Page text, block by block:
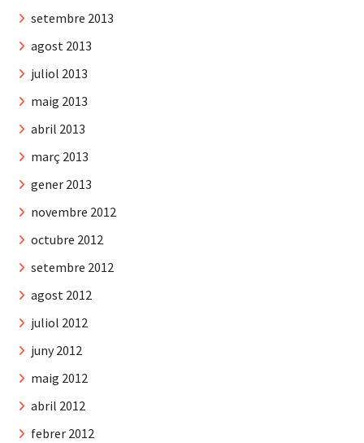
setembre 2013
agost 2013
juliol 2013
maig 2013
abril 2013
març 2013
gener 2013
novembre 2012
octubre 2012
setembre 2012
agost 2012
juliol 2012
juny 2012
maig 2012
abril 2012
febrer 2012